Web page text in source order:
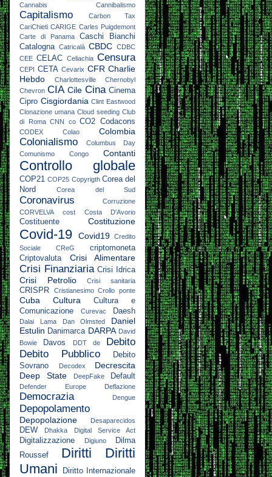
Cannabis Cannibalismo
Capitalismo
Carbon Tax
CariChieti CARIGE Carles Puigdemont
Carte di Panama
Caschi Bianchi
Catalogna Catricalà CBDC CDBC
CEE CELAC Celiachia Censura
CEPI CETA Cevarix CFR Charlie
Hebdo
Charlottesville
Chernobyl
Chevron CIA Cile Cina Cinema
Cipro Cisgiordania Clint Eastwood
Clonazione umana Cloud seeding Club
di Roma CNN co CO2 Codacons
CODEX Colao Colombia
Colonialismo
Columbus Day
Comunismo
Congo Contanti
Controllo globale
COP21 COP25 Copyrigth Corea del
Nord
Corea del Sud
Coronavirus
Corruzione
CORVELVA
cost Costa D'Avorio
Costituente Costituzione
Covid-19 Covid19
Credito
Sociale
CReG
criptomoneta
Criptovaluta
Crisi Alimentare
Crisi Finanziaria Crisi Idrica
Crisi Petrolio Crisi sanitaria
CRISPR Cristianesimo Crollo ponte
Cuba Cultura
Cultura e
Comunicazione
Curevac Daesh
Dalai Lama Dan Olmsted
Daniel
Estulin Danimarca DARPA David
Bowie
Davos DDT de
Debito
Debito Pubblico
Debito
Sovrano
Decodex
Decrescita
Deep State
DeepFake Default
Defender Europe Deflazione
Democrazia Dengue
Depopolamento
Depopolazione Desaparecidos
DEW Dhakka Digital Service Act
Digitalizzazione Digiuno
Dilma
Roussef
Diritti
Diritti
Umani
Diritto Internazionale